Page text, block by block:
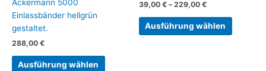
Ackermann 5000
Einlassbänder hellgrün
gestaltet.
288,00 €
Ausführung wählen
39,00 € –229,00 €
Ausführung wählen
der